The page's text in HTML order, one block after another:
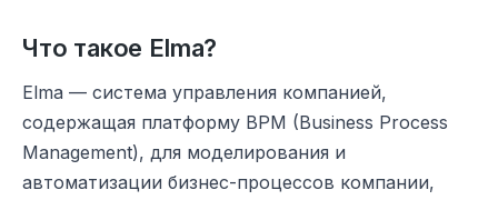
Что такое Elma?
Elma — система управления компанией,
содержащая платформу BPM (Business Process
Management), для моделирования и
автоматизации бизнес-процессов компании,